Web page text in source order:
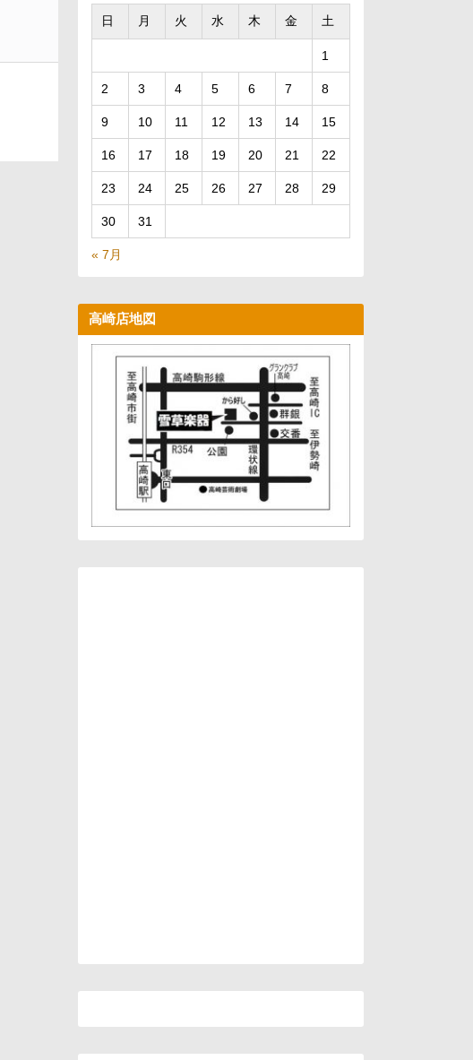
日 月 火 水 木 金 土
1
2 3 4 5 6 7 8
9 10 11 12 13 14 15
16 17 18 19 20 21 22
23 24 25 26 27 28 29
30 31
« 7月
高崎店地図